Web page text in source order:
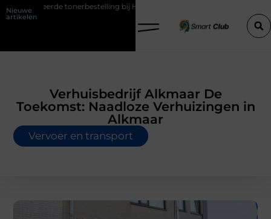
Nieuwe
artikelen
tonerbestelling bij HP printers
Verhuisbedrijf Alkmaar De
Toekomst: Naadloze Verhuizingen in
Alkmaar
Vervoer en transport